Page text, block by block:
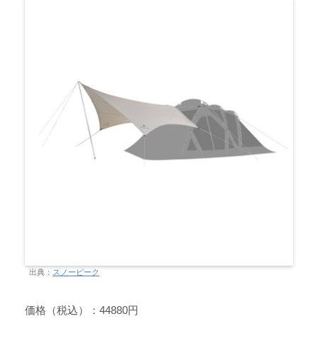
出典： スノーピーク
価格（税込）：44880円